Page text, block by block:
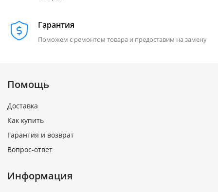
Гарантия
Поможем с ремонтом товара и предоставим на замену
Помощь
Доставка
Как купить
Гарантия и возврат
Вопрос-ответ
Информация